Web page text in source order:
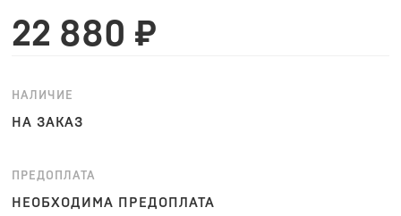
22 880 ₽
НАЛИЧИЕ
НА ЗАКАЗ
ПРЕДОПЛАТА
НЕОБХОДИМА ПРЕДОПЛАТА